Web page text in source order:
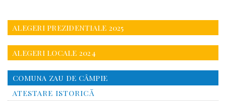
ALEGERI PREZIDENTIALE 2025
ALEGERI LOCALE 2024
COMUNA ZAU DE CÂMPIE
ATESTARE ISTORICĂ